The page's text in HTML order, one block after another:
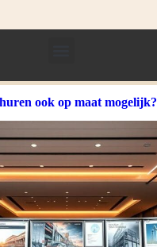
ook op maat mogelijk?